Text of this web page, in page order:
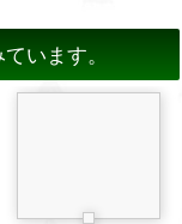
います。